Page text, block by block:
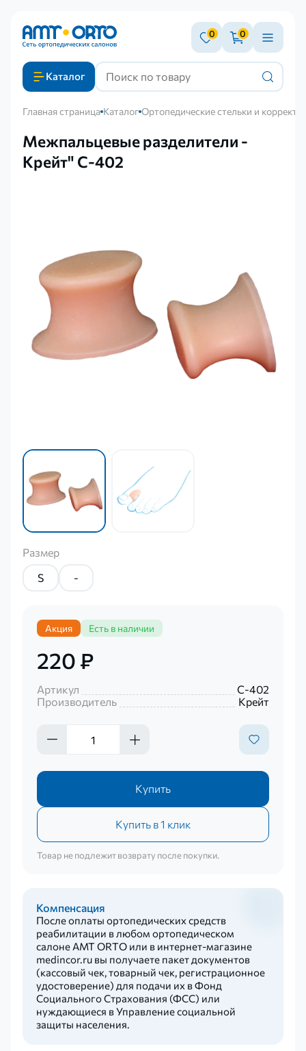
0 0
Каталог
Главная страница Каталог Ортопедические стельки и
Межпальцевые разделители -
Крейт" С-402
Размер
S
-
Компенсация
После оплаты ортопедических средств
реабилитации в любом ортопедическом
салоне AMT ORTO или в интернет-магазине
medincor.ru вы получаете пакет документов
(кассовый чек, товарный чек, регистрационное
удостоверение) для подачи их в Фонд
Социального Страхования (ФСС) или
нуждающиеся в Управление социальной
защиты населения.
Акция Есть в наличии
220 ₽
Артикул
С-402
Производитель
Крейт
Купить
Купить в 1 клик
Товар не подлежит возврату после покупки.